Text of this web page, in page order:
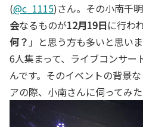
(@c_1115)さん。その小南千
会なるものが12月19日に行わ
何？ 」と思う方も多いと思い
6人集まって、ライブコンサー
んです。そのイベントの背景
アの際、小南さんに伺ってみ